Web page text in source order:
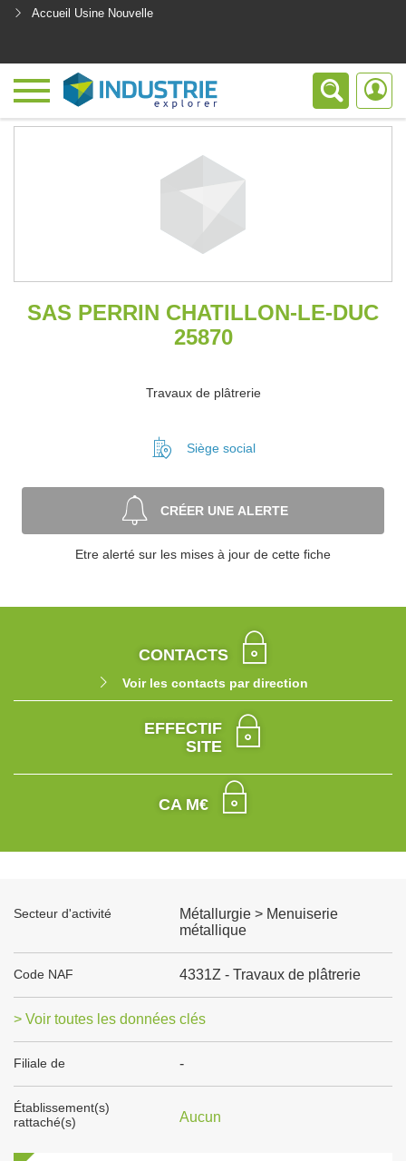
Accueil Usine Nouvelle
SAS PERRIN CHATILLON-LE-DUC
25870
Travaux de plâtrerie
Siège social
CRÉER UNE ALERTE
Etre alerté sur les mises à jour de cette fiche
CONTACTS
Voir les contacts par direction
EFFECTIF
SITE
CA M€
Secteur d'activité
Métallurgie > Menuiserie
métallique
Code NAF 4331Z - Travaux de plâtrerie
> Voir toutes les données clés
Filiale de -
Établissement(s)
rattaché(s)
Aucun